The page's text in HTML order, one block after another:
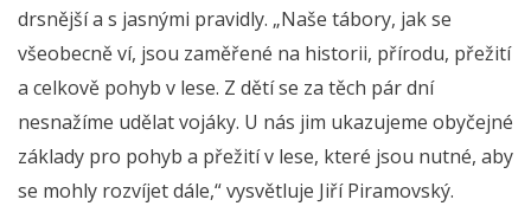
drsnější a s jasnými pravidly. „Naše tábory, jak se
všeobecně ví, jsou zaměřené na historii, přírodu, přežití
a celkově pohyb v lese. Z dětí se za těch pár dní
nesnažíme udělat vojáky. U nás jim ukazujeme obyčejné
základy pro pohyb a přežití v lese, které jsou nutné, aby
se mohly rozvíjet dále,“ vysvětluje Jiří Piramovský.